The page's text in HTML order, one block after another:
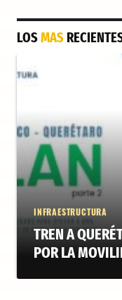
LOSMAS
INFRAESTRUCTURA
TREN A
POR LA